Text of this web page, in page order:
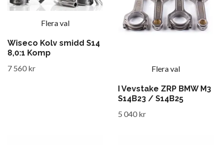
Flera val
Wiseco Kolv smidd S14
8,0:1 Komp
7 560 kr
Flera val
I Vevstake ZRP BMW M3
S14B23 / S14B25
5 040 kr